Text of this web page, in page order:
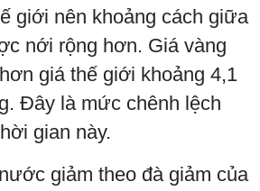
giới nên khoảng cách giữa
nới rộng hơn. Giá vàng
giá thế giới khoảng 4,1
Đây là mức chênh lệch
gian này.
giảm theo đà giảm của